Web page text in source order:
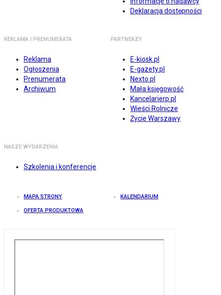
Deklaracja dostępności
REKLAMA I PRENUMERATA
Reklama
Ogłoszenia
Prenumerata
Archiwum
PARTNERZY
E-kiosk.pl
E-gazety.pl
Nexto.pl
Mała księgowość
Kancelarierp.pl
Wieści Rolnicze
Życie Warszawy
NASZE WYDARZENIA
Szkolenia i konferencje
MAPA STRONY KALENDARIUM
OFERTA PRODUKTOWA